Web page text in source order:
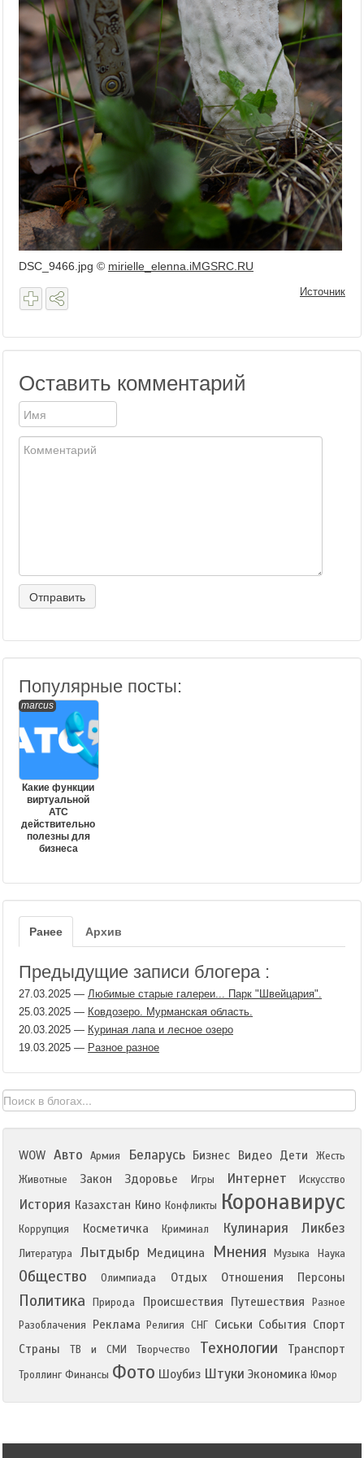
DSC_9466.jpg © mirielle_elenna.iMGSRC.RU
Источник
Оставить комментарий
Популярные посты:
marcus
Какие функции
виртуальной
АТС
действительно
полезны для
бизнеса
Ранее Архив
Предыдущие записи блогера :
27.03.2025 — Любимые старые галереи... Парк "Швейцария".
25.03.2025 — Ковдозеро. Мурманская область.
20.03.2025 — Куриная лапа и лесное озеро
19.03.2025 — Разное разное
WOW Авто Армия Беларусь Бизнес Видео Дети
Жесть
Животные
Закон Здоровье Игры Интернет Искусство
История Казахстан Кино Конфликты Коронавирус
Коррупция Косметичка Криминал Кулинария Ликбез
Литература Лытдыбр Медицина Мнения Музыка Наука
Общество Олимпиада Отдых Отношения Персоны
Политика Природа Происшествия Путешествия
Разное
Разоблачения
Реклама Религия СНГ Сиськи События Спорт
Страны
ТВ и СМИ Творчество Технологии Транспорт
Троллинг Финансы Фото Шоубиз Штуки Экономика Юмор